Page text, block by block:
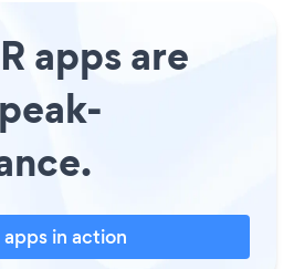
apps are
apps in action